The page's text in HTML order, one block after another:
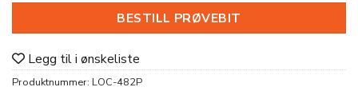
BESTILL PRØVEBIT
Legg til i ønskeliste
Produktnummer: LOC-482P